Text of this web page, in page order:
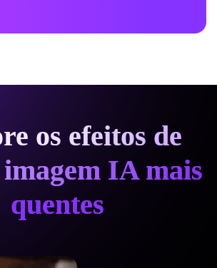
os efeitos de
IA mais
quentes